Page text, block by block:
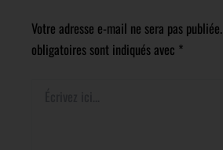
Votre adresse e-mail ne sera pas publiée.
obligatoires sont indiqués avec *